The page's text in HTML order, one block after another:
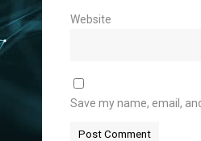
Website
Save my name, email,